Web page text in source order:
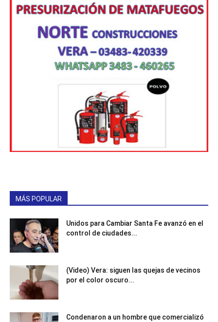
MÁS POPULAR
Unidos para Cambiar Santa Fe avanzó en el
control de ciudades...
(Video) Vera: siguen las quejas de vecinos
por el color oscuro...
Condenaron a un hombre que comercializó